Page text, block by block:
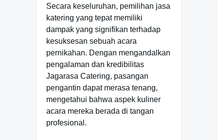
Secara keseluruhan, pemilihan jasa
katering yang tepat memiliki
dampak yang signifikan terhadap
kesuksesan sebuah acara
pernikahan. Dengan mengandalkan
pengalaman dan kredibilitas
Jagarasa Catering, pasangan
pengantin dapat merasa tenang,
mengetahui bahwa aspek kuliner
acara mereka berada di tangan
profesional.